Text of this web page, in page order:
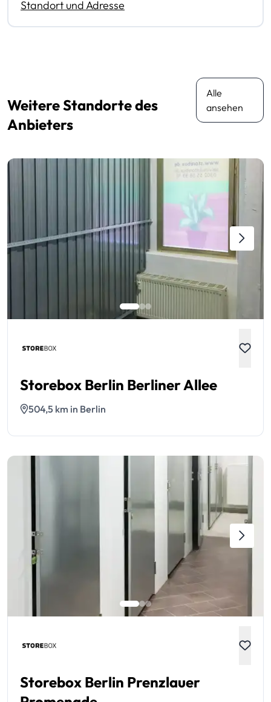
Standort und Adresse
Weitere Standorte des
Anbieters
Alle
ansehen
Storebox Berlin Berliner Allee
504,5 km in Berlin
Storebox Berlin Prenzlauer